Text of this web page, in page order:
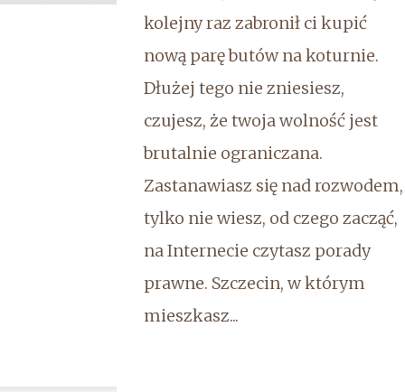
kolejny raz zabronił ci kupić
nową parę butów na koturnie.
Dłużej tego nie zniesiesz,
czujesz, że twoja wolność jest
brutalnie ograniczana.
Zastanawiasz się nad rozwodem,
tylko nie wiesz, od czego zacząć,
na Internecie czytasz porady
prawne. Szczecin, w którym
mieszkasz...